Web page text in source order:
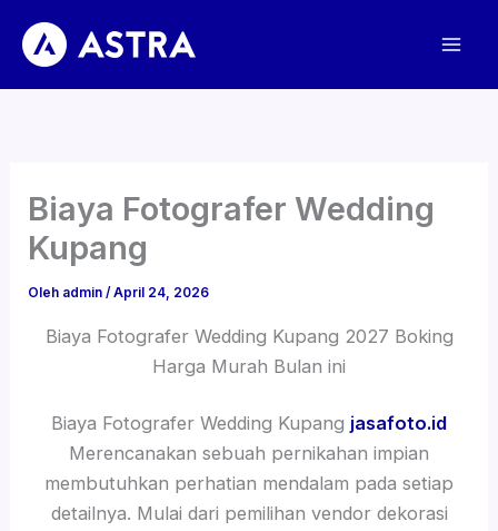
konten
Biaya Fotografer Wedding
Kupang
Oleh admin/April 24, 2026
Biaya Fotografer Wedding Kupang 2027 Boking
Harga Murah Bulan ini
Biaya Fotografer Wedding Kupang jasafoto.id
Merencanakan sebuah pernikahan impian
membutuhkan perhatian mendalam pada setiap
detailnya. Mulai dari pemilihan vendor dekorasi